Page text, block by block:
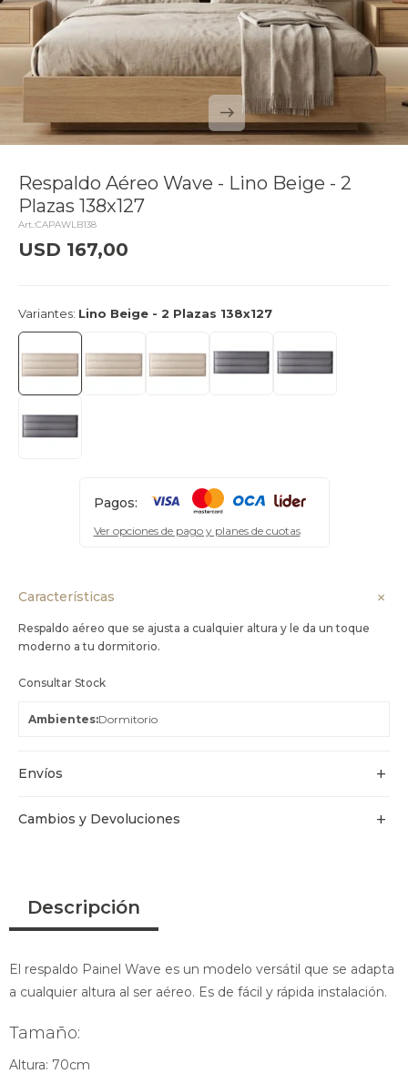
Respaldo Aéreo Wave - Lino Beige - 2
Plazas 138x127
CAPAWLB138
USD 167,00
Variantes: Lino Beige - 2 Plazas 138x127
Pagos:
Ver opciones de pago y planes de cuotas
Características
Respaldo aéreo que se ajusta a cualquier altura y le da un toque
moderno a tu dormitorio.
Consultar Stock
Ambientes Dormitorio
Envíos
Cambios y Devoluciones
Descripción
El respaldo Painel Wave es un modelo versátil que se adapta
a cualquier altura al ser aéreo. Es de fácil y rápida instalación.
Tamaño:
Altura: 70cm